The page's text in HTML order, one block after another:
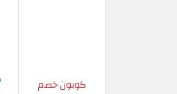
كوبون خصم